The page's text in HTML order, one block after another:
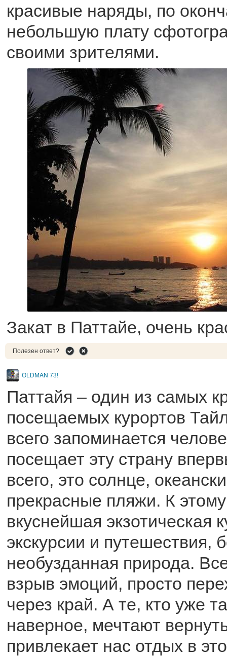
красивые наряды, по
небольшую плату
своими зрителями.
Закат в Паттайе, очень
Полезен ответ?
OLDMAN 73!
Паттайя – один из самых
посещаемых курортов
всего запоминается
посещает эту страну
всего, это солнце,
прекрасные пляжи. К
вкуснейшая экзотическая
экскурсии и путешествия,
необузданная природа.
взрыв эмоций, просто
через край. А те, кто уже
наверное, мечтают
привлекает нас отдых в